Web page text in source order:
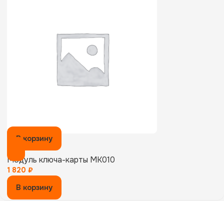
В корзину
Модуль ключа-карты MK010
1 820 ₽
В корзину